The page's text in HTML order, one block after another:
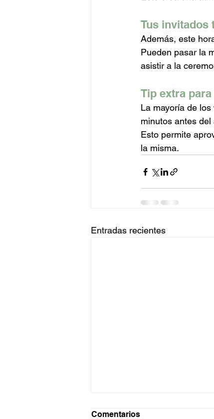
Tus invitados
Además, este
Pueden pasar la
asistir a la
Tip extra
La mayoría de
minutos antes del
Esto permite
la misma.
Entradas recientes
Comentarios